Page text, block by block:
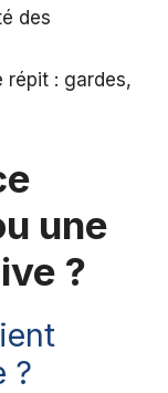
des
répit : gardes,
une
?
?